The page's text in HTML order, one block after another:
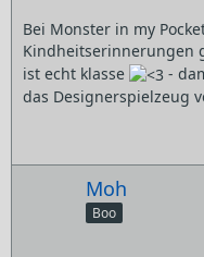
Bei Monster in my
Kindheitserinnerungen
ist echt klasse
-
das Designerspielzeug
Moh
Boo